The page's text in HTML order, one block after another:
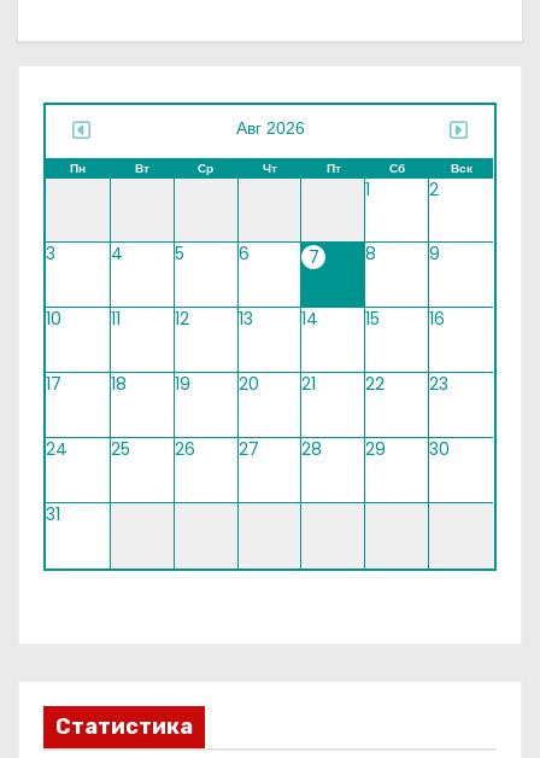
Авг 2026
Пн Вт Ср Чт Пт Сб Вск
1 2
3 4 5 6 7 8 9
10 11 12 13 14 15 16
17 18 19 20 21 22 23
24 25 26 27 28 29 30
31
Статистика